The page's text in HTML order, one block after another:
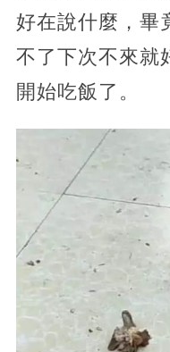
好在說什麼，畢
不了下次不來就
開始吃飯了。